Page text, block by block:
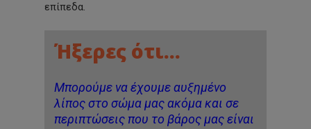
επίπεδα.
Ήξερες ότι…
Μπορούμε να έχουμε αυξημένο
λίπος στο σώμα μας ακόμα και σε
περιπτώσεις που το βάρος μας είναι